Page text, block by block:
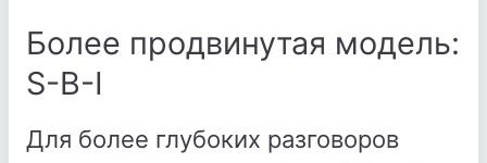
Более продвинутая модель:
S-B-I
Для более глубоких разговоров